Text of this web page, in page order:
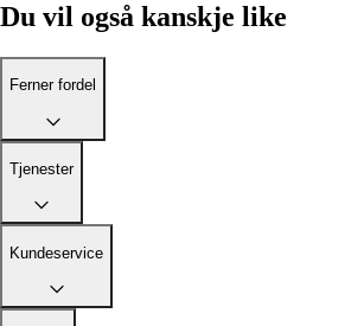
Du vil også kanskje like
Ferner fordel
Tjenester
Kundeservice